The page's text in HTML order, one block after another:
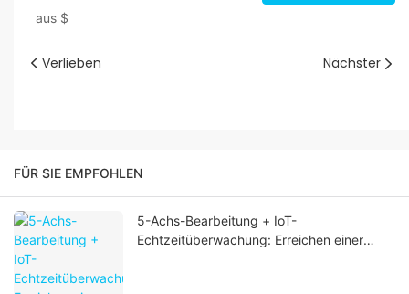
komplexe Komponenten
aus $
Verlieben Nächster
FÜR SIE EMPFOHLEN
5-Achs-Bearbeitung + IoT-
Echtzeitüberwachung: Erreichen einer